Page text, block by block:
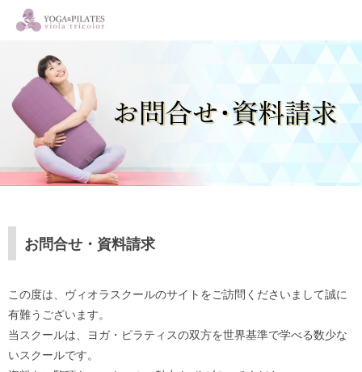
お問合せ・資料請求
この度は、ヴィオラスクールのサイトをご訪問くださいまして誠に
有難うございます。
当スクールは、ヨガ・ピラティスの双方を世界基準で学べる数少な
いスクールです。